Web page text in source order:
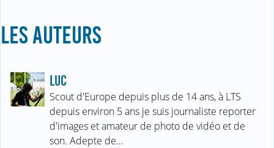
LES AUTEURS
LUC
Scout d'Europe depuis plus de 14 ans, à LTS
depuis environ 5 ans je suis journaliste reporter
d'images et amateur de photo de vidéo et de
son. Adepte de…